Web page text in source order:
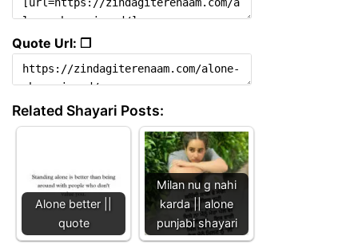
Quote Url: ❐
Related Shayari Posts:
Alone better ||
quote
Milan nu g nahi
karda || alone
punjabi shayari